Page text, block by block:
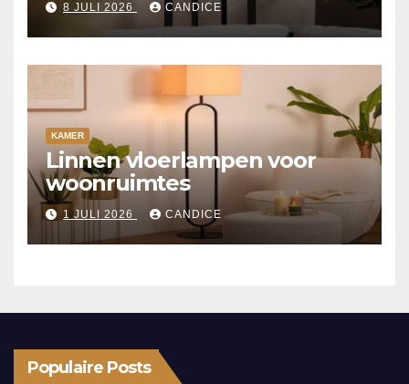
8 JULI 2026 CANDICE
KAMER
Linnen vloerlampen voor
woonruimtes
1 JULI 2026 CANDICE
Populaire Posts